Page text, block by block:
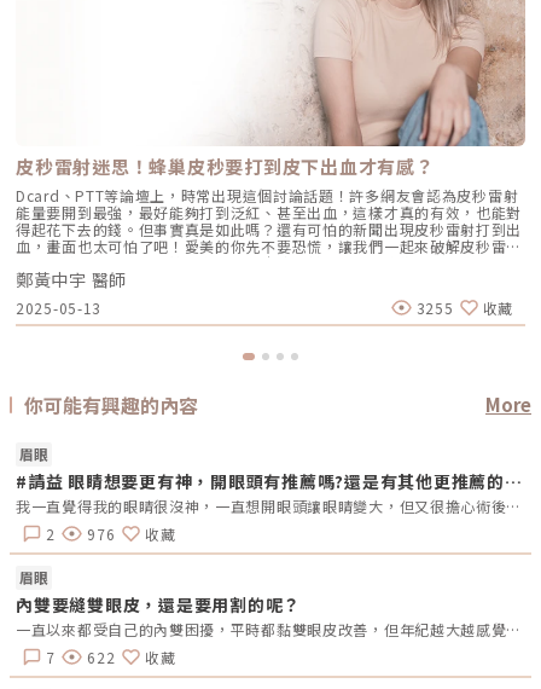
皮秒雷射迷思！蜂巢皮秒要打到皮下出血才有感？
Dcard、PTT等論壇上，時常出現這個討論話題！許多網友會認為皮秒雷射
能量要開到最強，最好能夠打到泛紅、甚至出血，這樣才真的有效，也能對
得起花下去的錢。但事實真是如此嗎？還有可怕的新聞出現皮秒雷射打到出
血，畫面也太可怕了吧！愛美的你先不要恐慌，讓我們一起來破解皮秒雷射
的最大謎團吧！這次討論的主題是，皮秒雷射的「正常修復期」到底需要多
長時間？想要靠皮秒雷射縮毛孔、去除臉上斑點的人要打多強才能符合期待
呢？讓我們一起看下去！（圖／甯寓美學診所-鄭黃中宇醫師提供）皮秒雷
射術後皮下出血的2大因素｜皮下出血原因1：雷射波長對血紅素反應高（圖
／甯寓美學診所-鄭黃中宇醫師提供）每一台皮秒雷射的波長皆不一樣，而
然它對黑色素清除率高，但也比較容易被血紅素吸收，對血管造成破壞，所
嗎？」甯寓美學院長鄭黃中宇醫師表示，可以！因為1064nm波長能夠運用
在深層的肌膚問題，只要能量上小心控制，一樣可以在不會皮下出血的狀況
在正常施打的前提下，不會有皮下出血的情況；同時，鄭黃中宇醫師也會根
據顧客需求，視情況搭配StarWalker星皮秒來做複合式的「進階雙皮秒」療
程，不只能讓不同皮膚問題能得到更妥善的處理，也提升除斑效率、縮短了
治療次數，實現更高CP值的理想。｜皮下出血原因2：醫師操作不當（圖／
甯寓美學診所-鄭黃中宇醫師提供）不論哪一種皮秒雷射，只要能量、發數
等參數不當，或是施打時手法不對，就算是黑色素專一度高的755nm波
長，一樣可能造成皮下出血。經驗純熟的醫師會知道如何安排正確的皮秒雷
射施打計畫，每種皮秒雷射波長在他手上都能安全精準的運用，為患者帶來
優異的皮秒雷射術後效果。甯寓美學院長鄭黃中宇醫師擁有超過10年的雷射
經驗，在皮秒雷射的能量、參數控制上，都深有體會；再加上過去多年的急
診外科實戰經驗，讓他更堅信：任何醫美療程，都必須建立在安全之上，也
要耐心聆聽患者需求，了解後才能給予有效的治療。皮秒雷射老是打到皮下
出血，長期下來的結果是…你以為皮秒雷射打到皮下出血=效果好，只要度
過皮秒雷射術後恢復期，就能換來完美無瑕的肌膚？此時此刻，請將這個觀
鄭黃中宇 醫師
2025-05-13 3255 收藏
你可能有興趣的內容 More
眉眼
#請益 眼睛想要更有神，開眼頭有推薦嗎?還是有其他更推薦的醫美呢~
我一直覺得我的眼睛很沒神，一直想開眼頭讓眼睛變大，但又很擔心術後的恢復期，或是術後風險，還是有其他推薦的醫美嗎?
2
976 收藏
眉眼
內雙要縫雙眼皮，還是要用割的呢？
一直以來都受自己的內雙困擾，平時都黏雙眼皮改善，但年紀越大越感覺到眼皮越來越鬆，最近有想用縫雙眼皮解決，但看到網上很多人縫雙眼皮之後，一兩年內眼皮還是掉下來沒有效果，花比較多錢用割的會比較好嗎？
7
622 收藏